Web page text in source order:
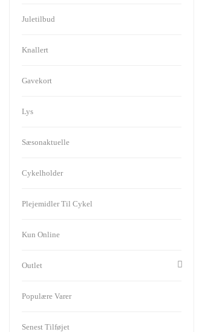
Juletilbud
Knallert
Gavekort
Lys
Sæsonaktuelle
Cykelholder
Plejemidler Til Cykel
Kun Online
Outlet
Populære Varer
Senest Tilføjet